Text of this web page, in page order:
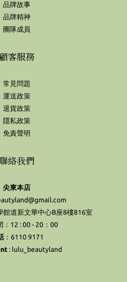
品牌故事
品牌精神
團隊成員
顧客服務
常見問題
運送政策
退貨政策
隱私政策
免責聲明
絡我們
尖東本店
館道新文華中心B座8樓816室
：12 : 00 - 20：00
：6110 9171
: lulu_beautyland